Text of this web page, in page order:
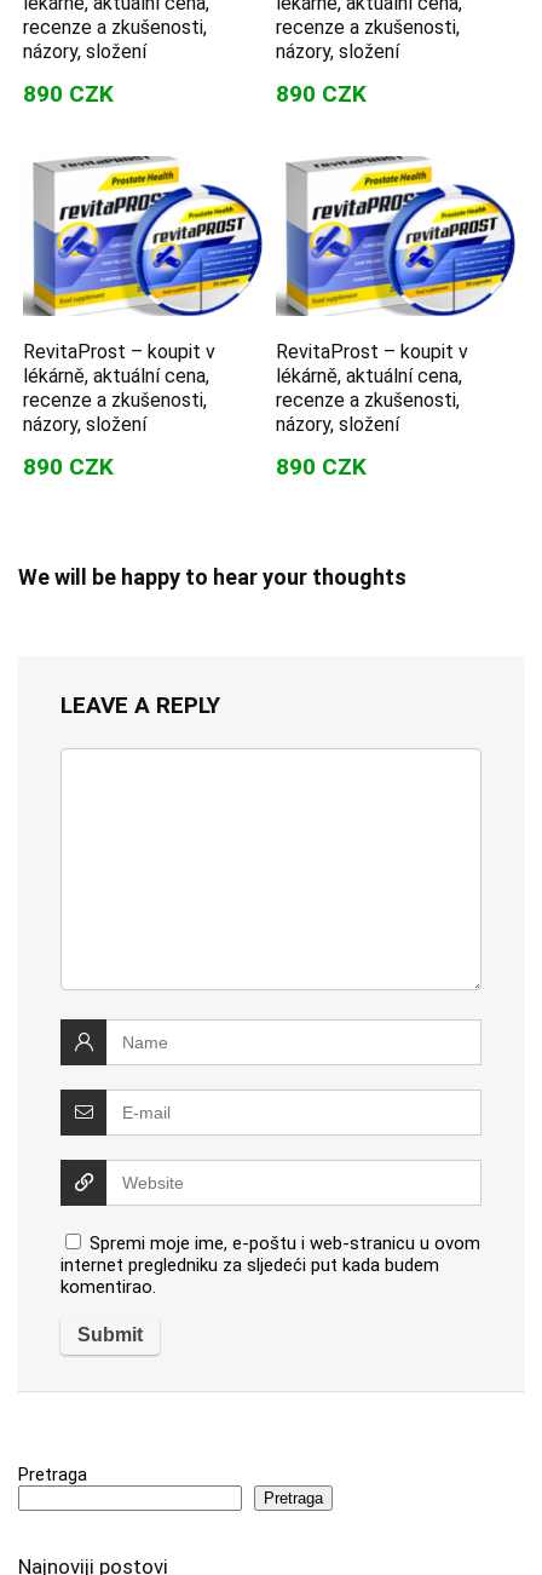
recenze a zkušenosti,
názory, složení
890 CZK
recenze a zkušenosti,
názory, složení
890 CZK
RevitaProst – koupit v
lékárně, aktuální cena,
recenze a zkušenosti,
názory, složení
890 CZK
RevitaProst – koupit v
lékárně, aktuální cena,
recenze a zkušenosti,
názory, složení
890 CZK
We will be happy to hear your thoughts
LEAVE A REPLY
Spremi moje ime, e-poštu i web-stranicu u ovom
internet pregledniku za sljedeći put kada budem
komentirao.
Pretraga
Pretraga
Najnoviji postovi